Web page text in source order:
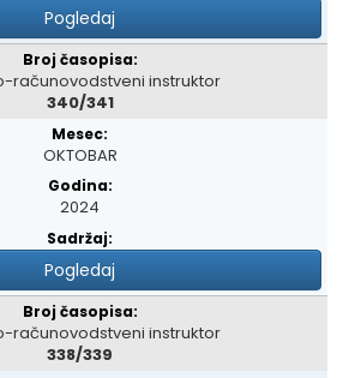
Pogledaj
računovodstveni instruktor
340/341
OKTOBAR
2024
Pogledaj
računovodstveni instruktor
338/339